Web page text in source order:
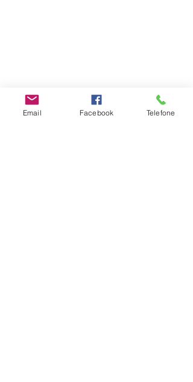
#escoladosentir
Email Facebook Telefone